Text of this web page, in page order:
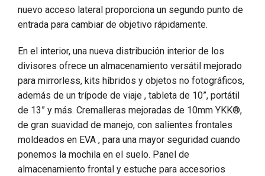
nuevo acceso lateral proporciona un segundo punto de
entrada para cambiar de objetivo rápidamente.
En el interior, una nueva distribución interior de los
divisores ofrece un almacenamiento versátil mejorado
para mirrorless, kits híbridos y objetos no fotográficos,
además de un trípode de viaje , tableta de 10”, portátil
de 13” y más. Cremalleras mejoradas de 10mm YKK®,
de gran suavidad de manejo, con salientes frontales
moldeados en EVA , para una mayor seguridad cuando
ponemos la mochila en el suelo. Panel de
almacenamiento frontal y estuche para accesorios